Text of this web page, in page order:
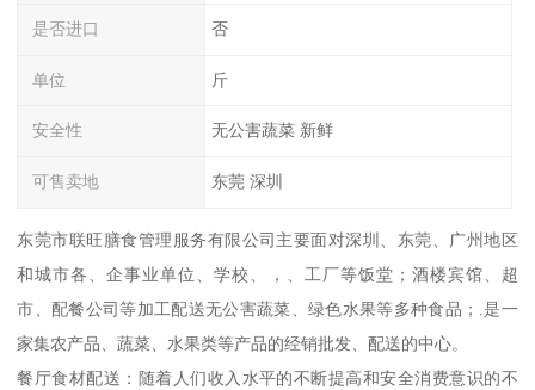
是否进口 否
单位 斤
安全性 无公害蔬菜 新鲜
可售卖地 东莞 深圳
东莞市联旺膳食管理服务有限公司主要面对深圳、东莞、广州地区
和城市各、企事业单位、学校、，、工厂等饭堂；酒楼宾馆、超
市、配餐公司等加工配送无公害蔬菜、绿色水果等多种食品；.是一
家集农产品、蔬菜、水果类等产品的经销批发、配送的中心。
餐厅食材配送：随着人们收入水平的不断提高和安全消费意识的不